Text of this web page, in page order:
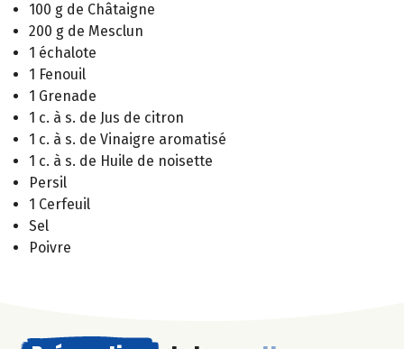
100 g de Châtaigne
200 g de Mesclun
1 échalote
1 Fenouil
1 Grenade
1 c. à s. de Jus de citron
1 c. à s. de Vinaigre aromatisé
1 c. à s. de Huile de noisette
Persil
1 Cerfeuil
Sel
Poivre